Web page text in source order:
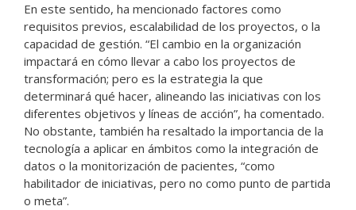
En este sentido, ha mencionado factores como
requisitos previos, escalabilidad de los proyectos, o la
capacidad de gestión. “El cambio en la organización
impactará en cómo llevar a cabo los proyectos de
transformación; pero es la estrategia la que
determinará qué hacer, alineando las iniciativas con los
diferentes objetivos y líneas de acción”, ha comentado.
No obstante, también ha resaltado la importancia de la
tecnología a aplicar en ámbitos como la integración de
datos o la monitorización de pacientes, “como
habilitador de iniciativas, pero no como punto de partida
o meta”.